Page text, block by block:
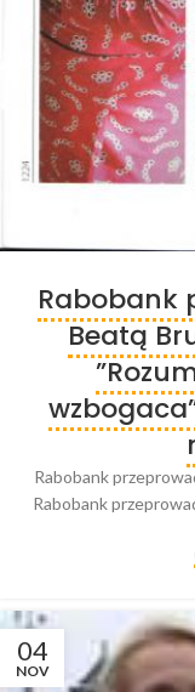
Rabobank
Beatą
Rabobank
Rabobank
04
NOV